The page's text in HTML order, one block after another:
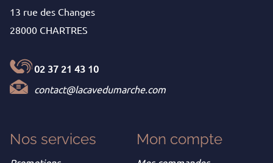
13 rue des Changes
28000 CHARTRES
02 37 21 43 10
contact@lacavedumarche.com
Nos services Mon compte